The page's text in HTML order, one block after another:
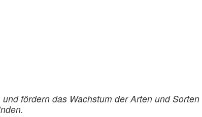
fördern das Wachstum der Arten und